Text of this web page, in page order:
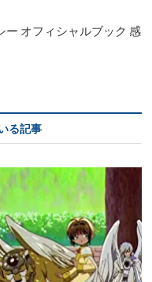
ー オフィシャルブック 感
る記事